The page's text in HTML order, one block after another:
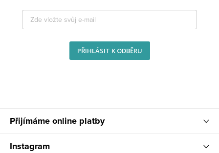
PŘIHLÁSIT K ODBĚRU
Přijímáme online platby
Instagram